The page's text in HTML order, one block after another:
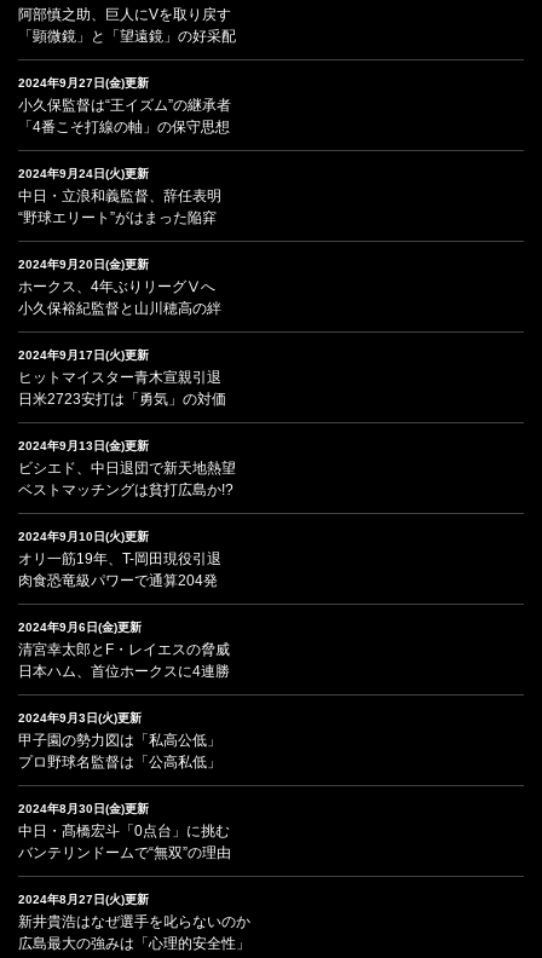
阿部慎之助、巨人にVを取り戻す
「顕微鏡」と「望遠鏡」の好采配
2024年9月27日(金)更新
小久保監督は“王イズム”の継承者
「4番こそ打線の軸」の保守思想
2024年9月24日(火)更新
中日・立浪和義監督、辞任表明
“野球エリート”がはまった陥穽
2024年9月20日(金)更新
ホークス、4年ぶりリーグⅤへ
小久保裕紀監督と山川穂高の絆
2024年9月17日(火)更新
ヒットマイスター青木宣親引退
日米2723安打は「勇気」の対価
2024年9月13日(金)更新
ビシエド、中日退団で新天地熱望
ベストマッチングは貧打広島か!?
2024年9月10日(火)更新
オリ一筋19年、T-岡田現役引退
肉食恐竜級パワーで通算204発
2024年9月6日(金)更新
清宮幸太郎とF・レイエスの脅威
日本ハム、首位ホークスに4連勝
2024年9月3日(火)更新
甲子園の勢力図は「私高公低」
プロ野球名監督は「公高私低」
2024年8月30日(金)更新
中日・髙橋宏斗「0点台」に挑む
バンテリンドームで“無双”の理由
2024年8月27日(火)更新
新井貴浩はなぜ選手を叱らないのか
広島最大の強みは「心理的安全性」